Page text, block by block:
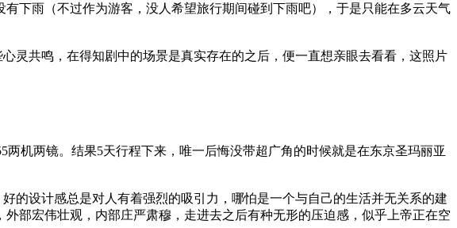
下雨（不过作为游客，没人希望旅行期间碰到下雨吧），于是只能在多云天气
灵共鸣，在得知剧中的场景是真实存在的之后，便一直想亲眼去看看，这照片
两机两镜。结果5天行程下来，唯一后悔没带超广角的时候就是在东京圣玛丽亚
的设计感总是对人有着强烈的吸引力，哪怕是一个与自己的生活并无关系的建
部宏伟壮观，内部庄严肃穆，走进去之后有种无形的压迫感，似乎上帝正在空